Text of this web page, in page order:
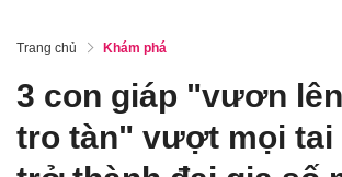
Trang chủ Khám phá
3 con giáp "vươn
tro tàn" vượt mọi